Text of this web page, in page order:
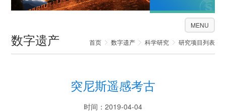
数字遗产 首页 数字遗产 科学研究 研究项目列表
MENU
突尼斯遥感考古
时间：2019-04-04